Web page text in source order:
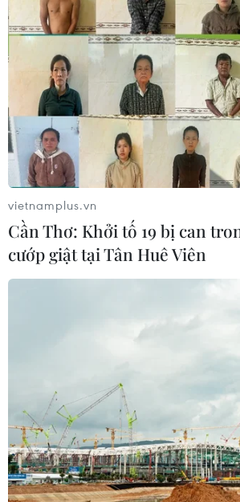
vietnamplus.vn
Cần Thơ: Khởi tố 19 bị can
cướp giật tại Tân Huê Viên